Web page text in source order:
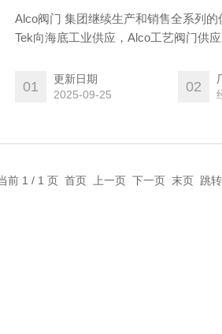
Alco阀门 集团继续生产和销售全系列
Tek向海底工业供应，Alco工艺阀门供
01
更新日期
2025-09-25
02
前 1 / 1 页 首页 上一页 下一页 末页 跳